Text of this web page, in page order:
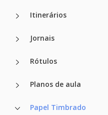
Itinerários
Jornais
Rótulos
Planos de aula
Papel Timbrado